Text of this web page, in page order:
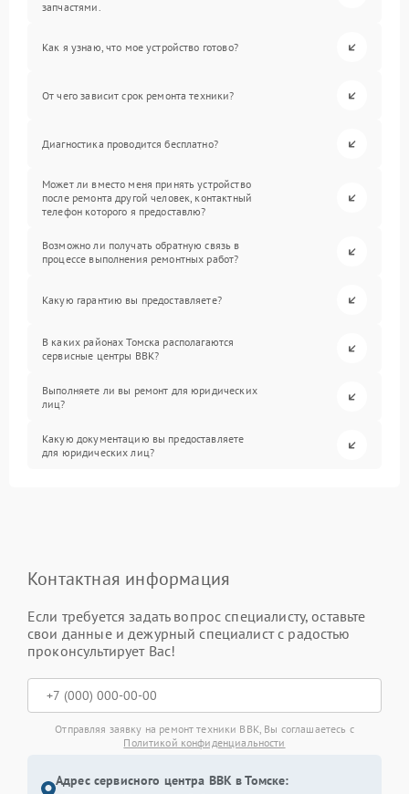
запчастями.
Как я узнаю, что мое устройство готово?
От чего зависит срок ремонта техники?
Диагностика проводится бесплатно?
Может ли вместо меня принять устройство
после ремонта другой человек, контактный
телефон которого я предоставлю?
Возможно ли получать обратную связь в
процессе выполнения ремонтных работ?
Какую гарантию вы предоставляете?
В каких районах Томска располагаются
сервисные центры BBK?
Выполняете ли вы ремонт для юридических
лиц?
Какую документацию вы предоставляете
для юридических лиц?
Контактная информация
Если требуется задать вопрос специалисту, оставьте
свои данные и дежурный специалист с радостью
проконсультирует Вас!
Отправляя заявку на ремонт техники BBK, Вы соглашаетесь с
Политикой конфиденциальности
Адрес сервисного центра BBK в Томске: